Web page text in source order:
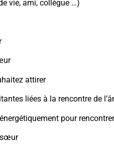
vie, ami, collègue …)
:
attirer
liées à la rencontre de
pour
sœur